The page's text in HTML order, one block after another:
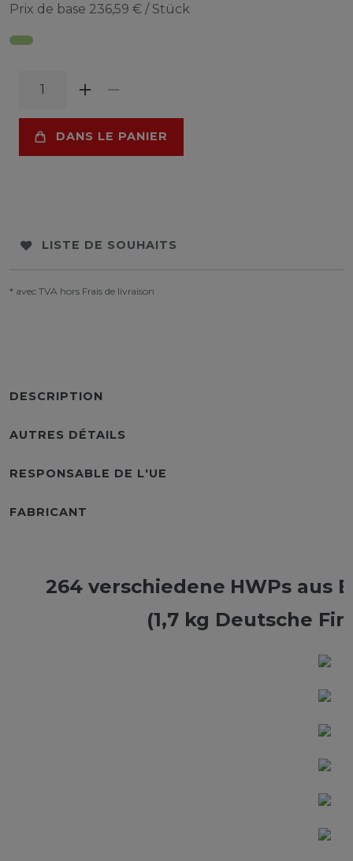
Prix de base 236,59 € / Stück
DANS LE PANIER
LISTE DE SOUHAITS
* avec TVA hors Frais de livraison
DESCRIPTION
AUTRES DÉTAILS
RESPONSABLE DE L'UE
FABRICANT
264 verschiedene HWPs aus
(1,7 kg Deutsche